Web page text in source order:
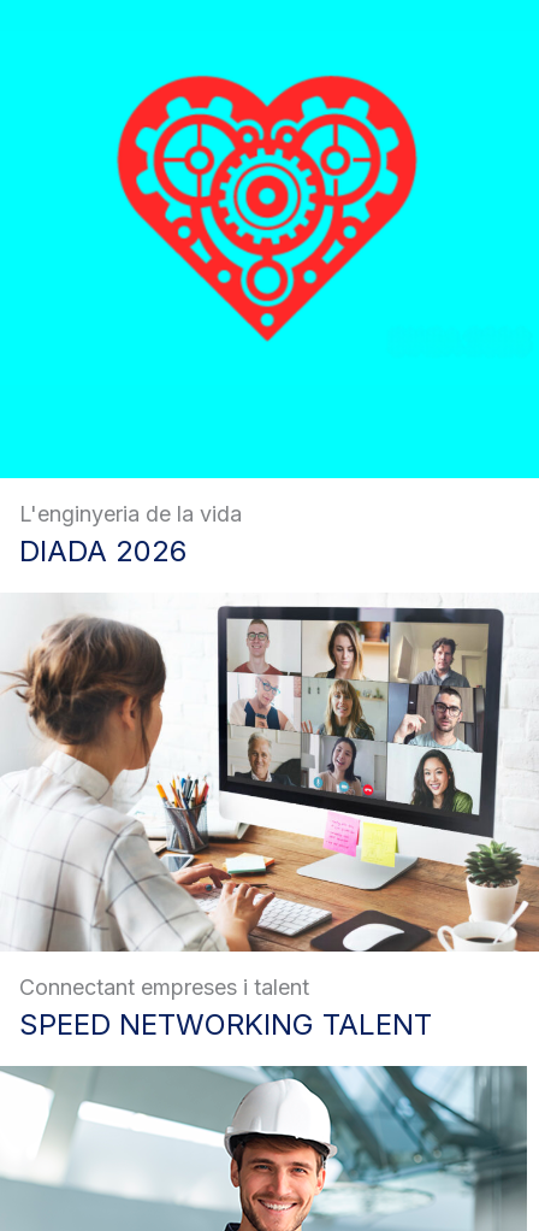
L'enginyeria de la vida
DIADA 2026
Connectant empreses i talent
SPEED NETWORKING TALENT